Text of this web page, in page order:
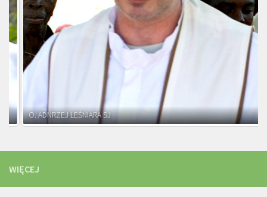
O. ADNRZEJ LEŚNIARA SJ
WIĘCEJ